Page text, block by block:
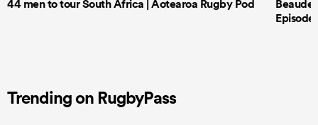
44 men to tour South Africa | Aotearoa Rugby Pod
Episode
Trending on RugbyPass